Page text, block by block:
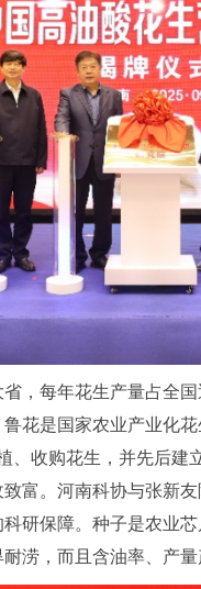
，每年花生产量占全
花是国家农业产业化
、收购花生，并先后
富。河南科协与张新
研保障。种子是农业
涝，而且含油率、产